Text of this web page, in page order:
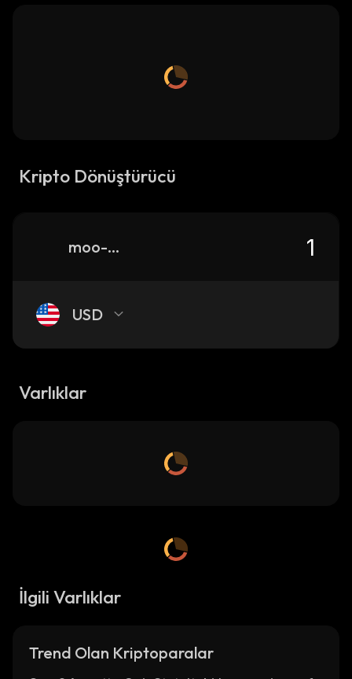
Kripto Dönüştürücü
moo-moo
USD
Varlıklar
İlgili Varlıklar
Trend Olan Kriptoparalar